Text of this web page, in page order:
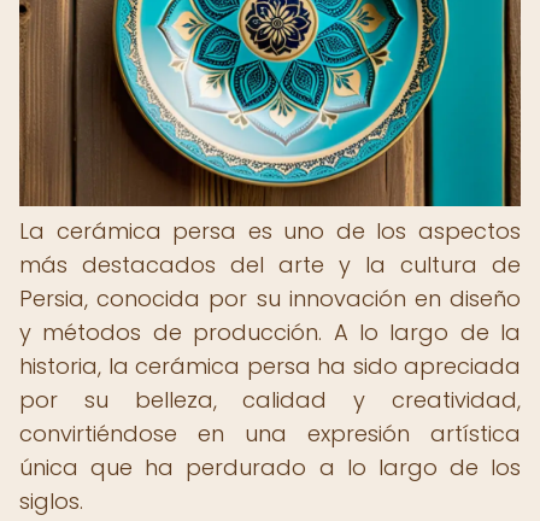
La cerámica persa es uno de los aspectos
más destacados del arte y la cultura de
Persia, conocida por su innovación en diseño
y métodos de producción. A lo largo de la
historia, la cerámica persa ha sido apreciada
por su belleza, calidad y creatividad,
convirtiéndose en una expresión artística
única que ha perdurado a lo largo de los
siglos.